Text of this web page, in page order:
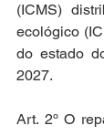
(ICMS)
ecológico
do estado
2027.
Art. 2º O